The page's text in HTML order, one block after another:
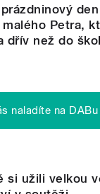
malého Petra,
dřív než do
naladíte na DABu
si užili velkou